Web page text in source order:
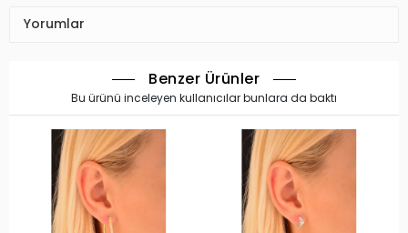
Yorumlar
Benzer Ürünler
Bu ürünü inceleyen kullanıcılar bunlara da baktı